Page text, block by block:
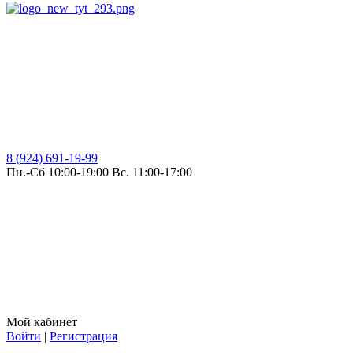
8 (924) 691-19-99
Пн.-Сб 10:00-19:00 Вс. 11:00-17:00
Мой кабинет
Войти | Регистрация